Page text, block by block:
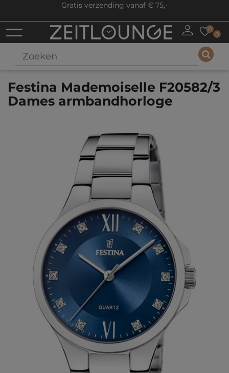
Gratis verzending vanaf € 75,-
0
0
Festina Mademoiselle F20582/3
Dames armbandhorloge